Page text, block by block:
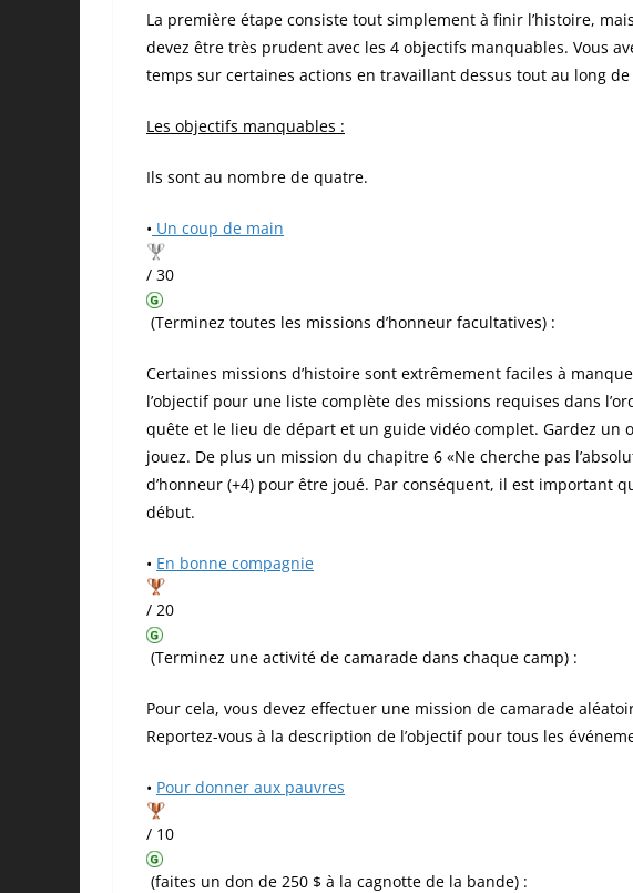
La première étape consiste tout simplement à finir l’histoire,
devez être très prudent avec les 4 objectifs manquables. Vous
temps sur certaines actions en travaillant dessus tout au long
Les objectifs manquables :
Ils sont au nombre de quatre.
• Un coup de main
/ 30
(Terminez toutes les missions d’honneur facultatives) :
Certaines missions d’histoire sont extrêmement faciles à
l’objectif pour une liste complète des missions requises dans
quête et le lieu de départ et un guide vidéo complet. Gardez
jouez. De plus un mission du chapitre 6 «Ne cherche pas
d’honneur (+4) pour être joué. Par conséquent, il est important
début.
• En bonne compagnie
/ 20
(Terminez une activité de camarade dans chaque camp) :
Pour cela, vous devez effectuer une mission de camarade
Reportez-vous à la description de l’objectif pour tous les
• Pour donner aux pauvres
/ 10
(faites un don de 250 $ à la cagnotte de la bande) :